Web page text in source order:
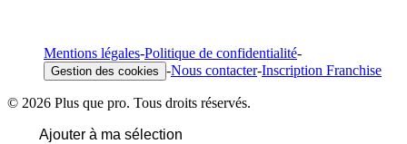
Mentions légales-Politique de confidentialité-
Gestion des cookies -Nous contacter-Inscription Franchise
© 2026 Plus que pro. Tous droits réservés.
Ajouter à ma sélection